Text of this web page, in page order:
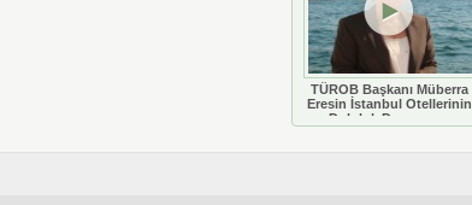
TÜROB Başkanı Müberra
Eresin İstanbul Otellerinin
Doluluk Durumunu